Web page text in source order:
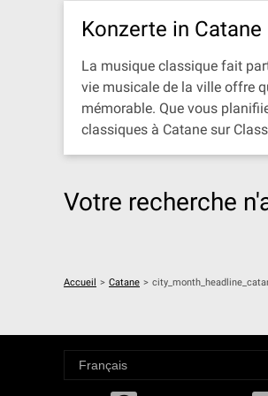
Konzerte in
La musique classique fait
vie musicale de la ville offre
mémorable. Que vous
classiques à Catane sur
Votre recherche
Accueil > Catane >